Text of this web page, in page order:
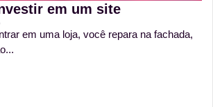
em um site
em uma loja, você repara na fachada,